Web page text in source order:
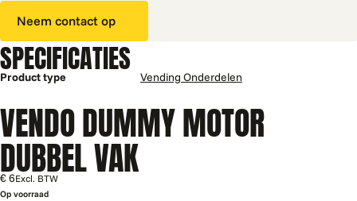
Neem contact op
SPECIFICATIES
Product type Vending Onderdelen
VENDO DUMMY MOTOR
DUBBEL VAK
€ 6Excl. BTW
Op voorraad